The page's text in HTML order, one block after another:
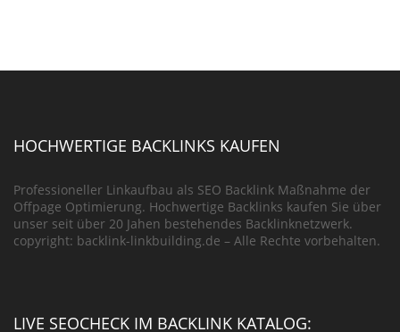
HOCHWERTIGE BACKLINKS KAUFEN
Professioneller Linkaufbau als SEO Backlink Maßnahme der
Offpage Optimierung. Hochwertige Backlinks kaufen Sie über
unser seit über 20 Jahen bestehendes Backlinknetzwerk.
copyright: backlink-linkbuilding.de – Alle Rechte vorbehalten.
LIVE SEOCHECK IM BACKLINK KATALOG: